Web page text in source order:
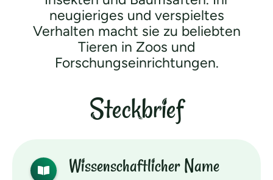
neugieriges und verspieltes
Verhalten macht sie zu beliebten
Tieren in Zoos und
Forschungseinrichtungen.
Steckbrief
Wissen­schaftlicher Name